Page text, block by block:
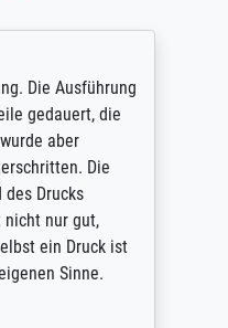
Die Ausführung
gedauert, die
aber
Die
Drucks
nicht nur gut,
ein Druck ist
Sinne.